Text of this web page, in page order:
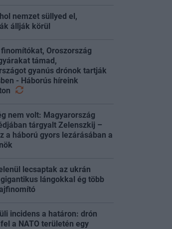
nemzet süllyed el,
állják körül
Oroszország
támad,
gyanús drónok tartják
- Háborús híreink
nem volt: Magyarország
tárgyalt Zelenszkij –
a háború gyors lezárásában a
lecsaptak az ukrán
lángokkal ég több
incidens a határon: drón
a NATO területén egy